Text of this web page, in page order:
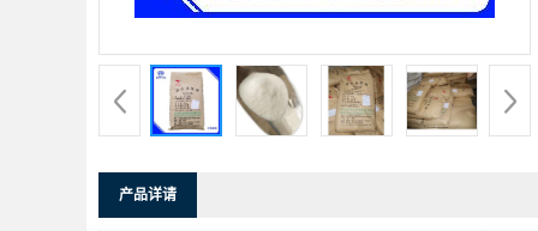
产品详请